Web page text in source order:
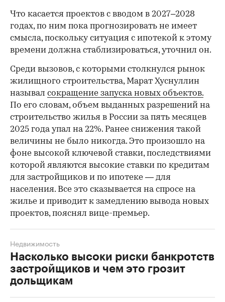
Что касается проектов с вводом в 2027–2028
годах, по ним пока прогнозировать не имеет
смысла, поскольку ситуация с ипотекой к этому
времени должна стаблизироваться, уточнил он.
Среди вызовов, с которыми столкнулся рынок
жилищного строительства, Марат Хуснуллин
называл сокращение запуска новых объектов.
По его словам, объем выданных разрешений на
строительство жилья в России за пять месяцев
2025 года упал на 22%. Ранее снижения такой
величины не было никогда. Это произошло на
фоне высокой ключевой ставки, последствиями
которой являются высокие ставки по кредитам
для застройщиков и по ипотеке — для
населения. Все это сказывается на спросе на
жилье и приводит к замедлению вывода новых
проектов, пояснял вице-премьер.
Насколько высоки риски банкротств
застройщиков и чем это грозит
дольщикам
Недвижимость